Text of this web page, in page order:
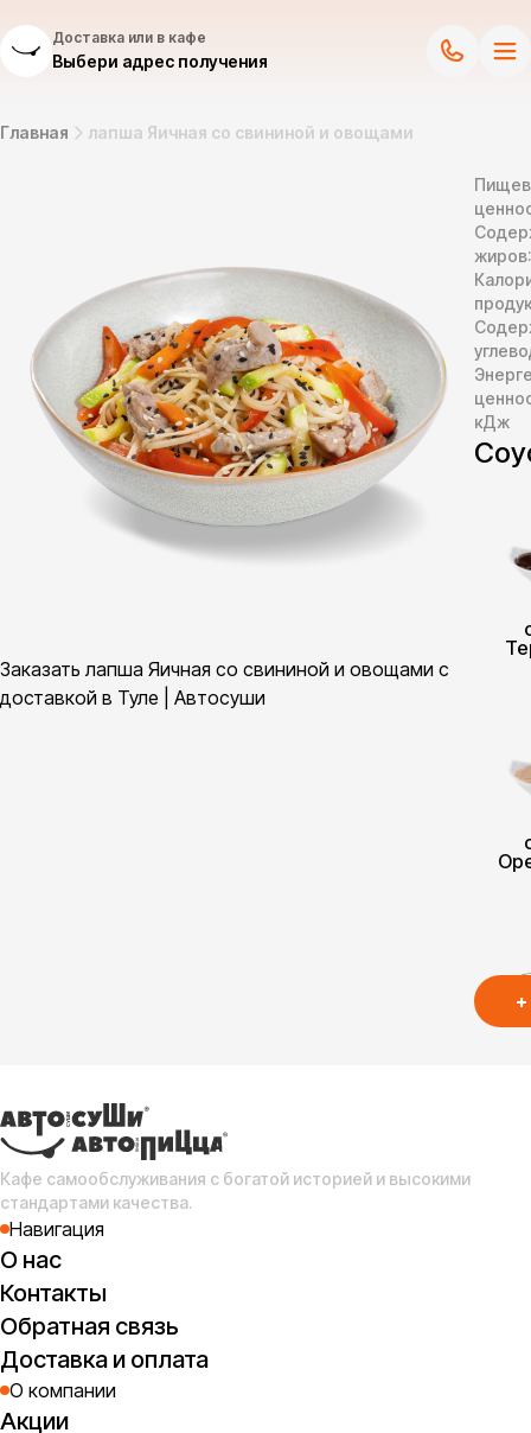
Доставка или в кафе
Выбери адрес получения
Главная лапша Яичная со свининой и овощами
Заказать лапша Яичная со свининой и овощами с
доставкой в Туле | Автосуши
кДж
+
Кафе самообслуживания с богатой историей и высокими
стандартами качества.
Навигация
О нас
Контакты
Обратная связь
Доставка и оплата
О компании
Акции